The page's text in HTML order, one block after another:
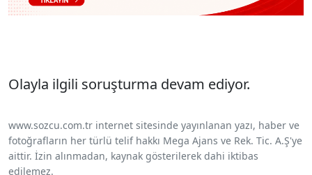
Olayla ilgili soruşturma devam ediyor.
www.sozcu.com.tr internet sitesinde yayınlanan yazı, haber ve
fotoğrafların her türlü telif hakkı Mega Ajans ve Rek. Tic. A.Ş'ye
aittir. İzin alınmadan, kaynak gösterilerek dahi iktibas
edilemez.